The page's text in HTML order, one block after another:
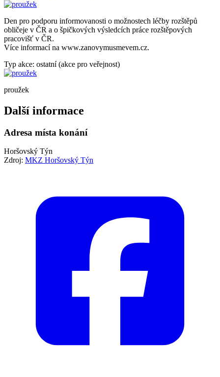
Den pro podporu informovanosti o možnostech léčby rozštěpů
obličeje v ČR a o špičkových výsledcích práce rozštěpových
pracovišť v ČR.
Více informací na www.zanovymusmevem.cz.
Typ akce: ostatní (akce pro veřejnost)
proužek
Další informace
Adresa místa konání
Horšovský Týn
Zdroj: MKZ Horšovský Týn